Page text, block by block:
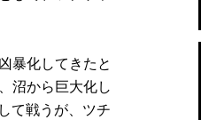
暴化してきたと
沼から巨大化し
て戦うが、ツチ